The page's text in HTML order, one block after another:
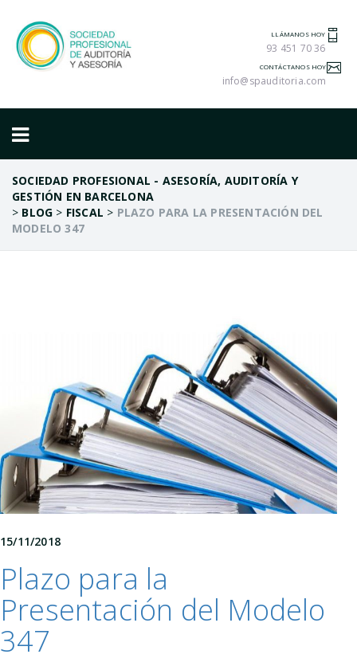
LLÁMANOS HOY
93 451 70 36
CONTÁCTANOS HOY
info@spauditoria.com
SOCIEDAD PROFESIONAL - ASESORÍA, AUDITORÍA Y
GESTIÓN EN BARCELONA
> BLOG > FISCAL > PLAZO PARA LA PRESENTACIÓN DEL
MODELO 347
15/11/2018
Plazo para la
Presentación del Modelo
347